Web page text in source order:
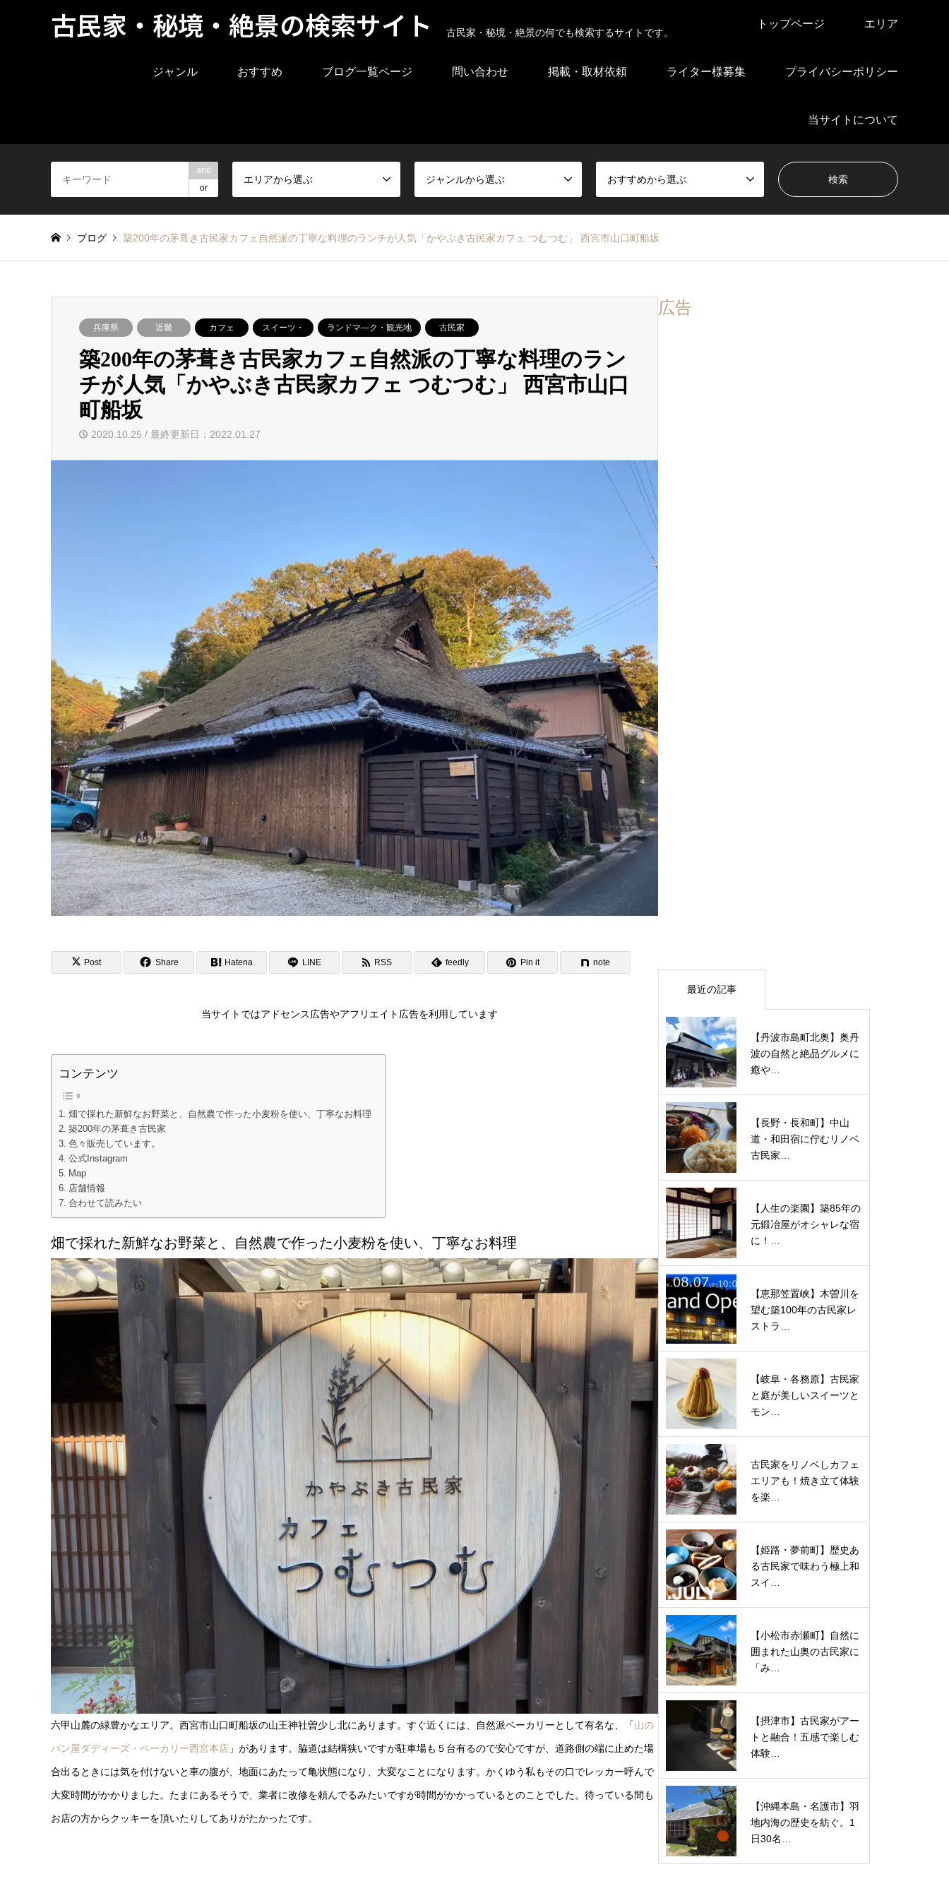
古民家・秘境・絶景の検索サイト 古民家・秘境・絶景の何でも検索するサイトです。
トップページ エリア
ジャンル おすすめ ブログ一覧ページ 問い合わせ 掲載・取材依頼 ライター様募集 プライバシーポリシー
当サイトについて
and
or
エリアから選ぶ ジャンルから選ぶ おすすめから選ぶ
ブログ 築200年の茅葺き古民家カフェ自然派の丁寧な料理のランチが人気「かやぶき古民家カフェ つむつむ」 西宮市山口町船坂
兵庫県 近畿 カフェ スイーツ・ ランドマ―ク・観光地 古民家
築200年の茅葺き古民家カフェ自然派の丁寧な料理のラン
チが人気「かやぶき古民家カフェ つむつむ」 西宮市山口
町船坂
2020.10.25 / 最終更新日：2022.01.27
Post Share Hatena LINE RSS feedly Pin it note
当サイトではアドセンス広告やアフリエイト広告を利用しています
コンテンツ
畑で採れた新鮮なお野菜と、自然農で作った小麦粉を使い、丁寧なお料理
築200年の茅葺き古民家
色々販売しています。
公式Instagram
Map
店舗情報
合わせて読みたい
畑で採れた新鮮なお野菜と、自然農で作った小麦粉を使い、丁寧なお料理
六甲山麓の緑豊かなエリア。西宮市山口町船坂の山王神社曽少し北にあります。すぐ近くには、自然派ベーカリーとして有名な、「山の
パン屋ダディーズ・ベーカリー西宮本店 」があります。脇道は結構狭いですが駐車場も５台有るので安心ですが、道路側の端に止めた場
合出るときには気を付けないと車の腹が、地面にあたって亀状態になり、大変なことになります。かくゆう私もその口でレッカー呼んで
大変時間がかかりました。たまにあるそうで、業者に改修を頼んでるみたいですが時間がかかっているとのことでした。待っている間も
お店の方からクッキーを頂いたりしてありがたかったです。
広告
最近の記事
【丹波市島町北奥】奥丹
波の自然と絶品グルメに
癒や…
【長野・長和町】中山
道・和田宿に佇むリノベ
古民家…
【人生の楽園】築85年の
元鍛冶屋がオシャレな宿
に！…
【恵那笠置峡】木曽川を
望む築100年の古民家レ
ストラ…
【岐阜・各務原】古民家
と庭が美しいスイーツと
モン…
古民家をリノベしカフェ
エリアも！焼き立て体験
を楽…
【姫路・夢前町】歴史あ
る古民家で味わう極上和
スイ…
【小松市赤瀬町】自然に
囲まれた山奥の古民家に
「み…
【摂津市】古民家がアー
トと融合！五感で楽しむ
体験…
【沖縄本島・名護市】羽
地内海の歴史を紡ぐ。1
日30名…